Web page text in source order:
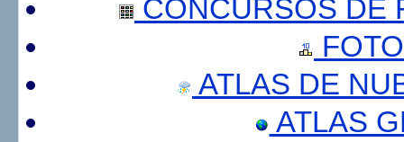
CONCURSOS DE
ATLAS DE
ATLAS